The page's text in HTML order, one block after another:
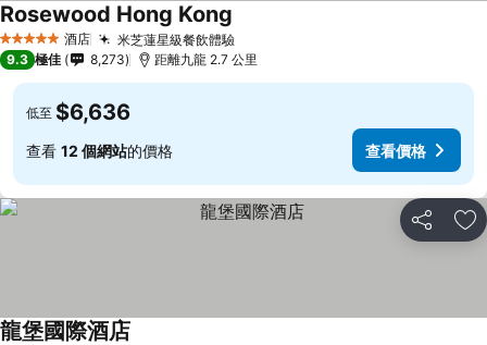
5 星級 酒店 米芝蓮星級餐飲體驗
Rosewood Hong Kong
9.3 極佳 8,273 距離九龍 2.7 公里
低至 $6,636
查看 12 個網站的價格 查看價格
分享 放
龍堡國際酒店